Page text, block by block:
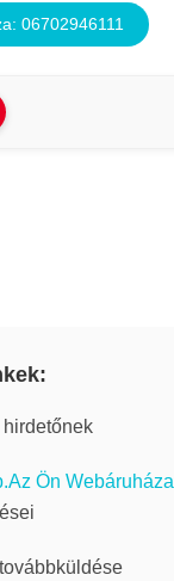
06702946111
Ön Webáruháza